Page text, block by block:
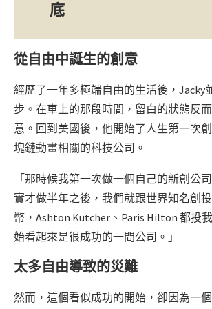
底
從自由中誕生的創意
經歷了一年多極端自由的生活後，Jacky
步。在車上的那段時間，留白的狀態反
意。回到美國後，他開始了人生第一次
塊鏈動畫相關的科技公司。
「那時候我第一次做一個自己的新創公
實才做半年之後，我們就跟世界知名創
幣，Ashton Kutcher、Paris Hilton 都投
始看起來是很成功的一間公司。」
太多自由導致的災難
然而，這個看似成功的開始，卻因為一